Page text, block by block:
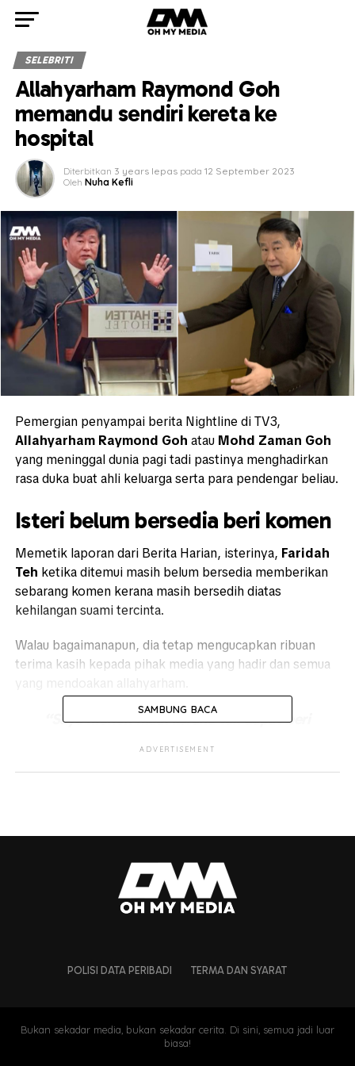
SELEBRITI
Allahyarham Raymond Goh
memandu sendiri kereta ke
hospital
Diterbitkan 3 years lepas pada 12 September 2023
Oleh Nuha Kefli
Pemergian penyampai berita Nightline di TV3,
Allahyarham Raymond Goh atau Mohd Zaman Goh
yang meninggal dunia pagi tadi pastinya menghadirkan
rasa duka buat ahli keluarga serta para pendengar beliau.
Isteri belum bersedia beri komen
Memetik laporan dari Berita Harian, isterinya, Faridah
Teh ketika ditemui masih belum bersedia memberikan
sebarang komen kerana masih bersedih diatas
kehilangan suami tercinta.
Walau bagaimanapun, dia tetap mengucapkan ribuan
terima kasih kepada pihak media yang hadir dan semua
“Saya mohon maaf kerana tak dapat beri
“Saya hargai kehadiran anda semua. Sebarang
SAMBUNG BACA
ADVERTISEMENT
POLISI DATA PERIBADI TERMA DAN SYARAT
Bukan sekadar media, bukan sekadar cerita. Di sini, semua jadi luar
biasa!